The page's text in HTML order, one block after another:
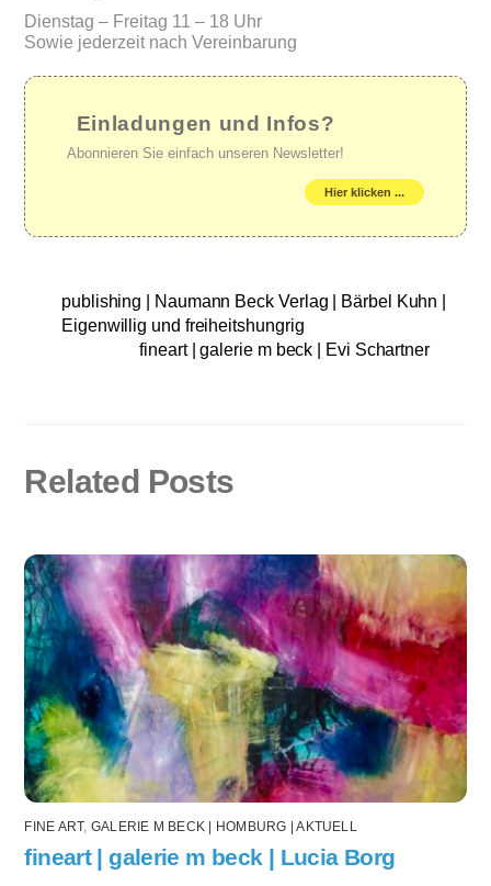
Dienstag – Freitag 11 – 18 Uhr
Sowie jederzeit nach Vereinbarung
Einladungen und Infos?
Abonnieren Sie einfach unseren Newsletter!
Hier klicken ...
publishing | Naumann Beck Verlag | Bärbel Kuhn |
Eigenwillig und freiheitshungrig
fineart | galerie m beck | Evi Schartner
Related Posts
FINE ART, GALERIE M BECK | HOMBURG | AKTUELL
fineart | galerie m beck | Lucia Borg